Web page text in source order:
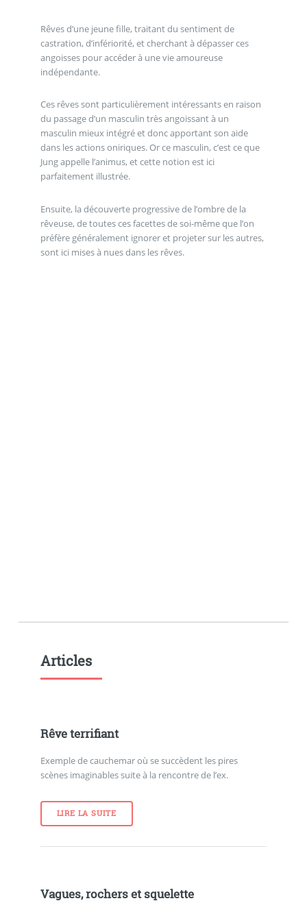
Rêves d’une jeune fille, traitant du sentiment de
castration, d’infériorité, et cherchant à dépasser ces
angoisses pour accéder à une vie amoureuse
indépendante.
Ces rêves sont particulièrement intéressants en raison
du passage d’un masculin très angoissant à un
masculin mieux intégré et donc apportant son aide
dans les actions oniriques. Or ce masculin, c’est ce que
Jung appelle l’animus, et cette notion est ici
parfaitement illustrée.
Ensuite, la découverte progressive de l’ombre de la
rêveuse, de toutes ces facettes de soi-même que l’on
préfère généralement ignorer et projeter sur les autres,
sont ici mises à nues dans les rêves.
Articles
Rêve terrifiant
Exemple de cauchemar où se succèdent les pires
scènes imaginables suite à la rencontre de l’ex.
LIRE LA SUITE
Vagues, rochers et squelette